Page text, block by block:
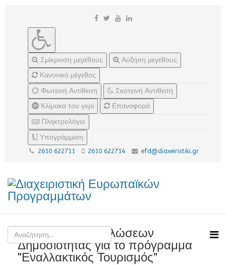
Σμίκρινση μεγέθους
Αύξηση μεγέθους
Κανονικό μέγεθος
Φωτεινή Αντίθεση
Σκοτεινή Αντίθεση
Κλίμακα του γκρί
Επαναφορά
Πληκτρολόγιο
Υπογράμμιση
2610 622711 2610 622714 efd@diaxeiristiki.gr
Πρόγραμμα εκδηλώσεων
Δημοσιότητας για το πρόγραμμα
"Εναλλακτικός Τουρισμός"